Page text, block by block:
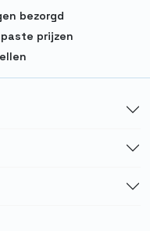
bezorgd
prijzen